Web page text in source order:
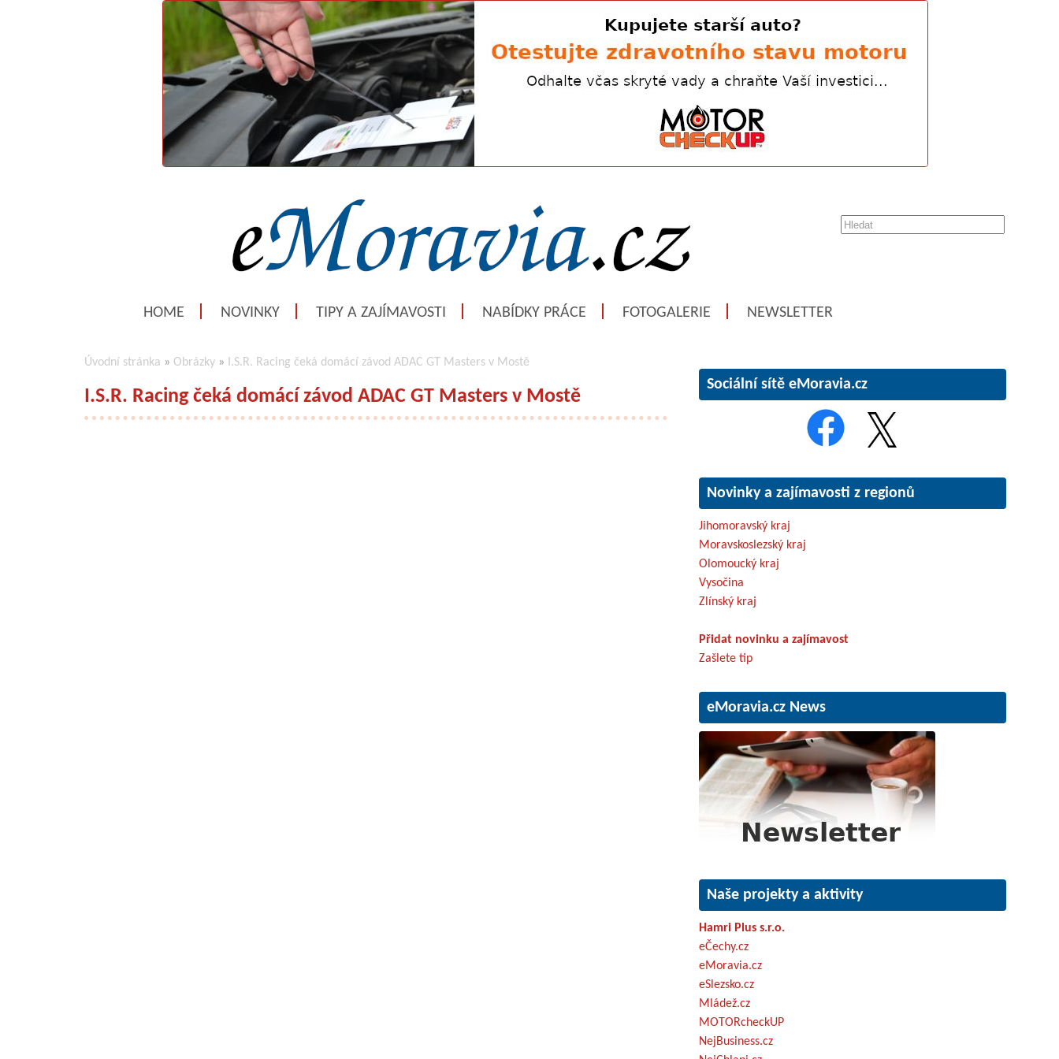
HOME NOVINKY TIPY A ZAJÍMAVOSTI NABÍDKY PRÁCE FOTOGALERIE NEWSLETTER
Úvodní stránka » Obrázky » I.S.R. Racing čeká domácí závod ADAC GT Masters v Mostě
I.S.R. Racing čeká domácí závod ADAC GT Masters v Mostě
Sociální sítě eMoravia.cz
Novinky a zajímavosti z regionů
Jihomoravský kraj
Moravskoslezský kraj
Olomoucký kraj
Vysočina
Zlínský kraj
Přidat novinku a zajímavost
Zašlete tip
eMoravia.cz News
Naše projekty a aktivity
Hamri Plus s.r.o.
eČechy.cz
eMoravia.cz
eSlezsko.cz
Mládež.cz
MOTORcheckUP
NejBusiness.cz